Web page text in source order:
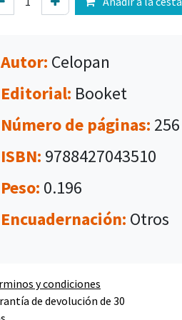
Autor: Celopan
Editorial: Booket
Número de páginas: 256
ISBN: 9788427043510
Peso: 0.196
Encuadernación: Otros
y condiciones
de devolución de 30